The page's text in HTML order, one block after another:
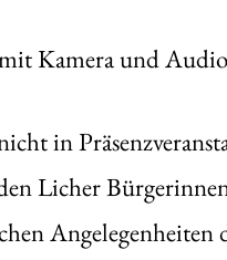
Kamera und
in
Licher